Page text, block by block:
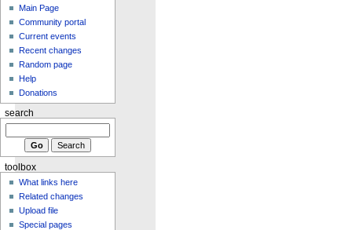
Main Page
Community portal
Current events
Recent changes
Random page
Help
Donations
search
toolbox
What links here
Related changes
Upload file
Special pages